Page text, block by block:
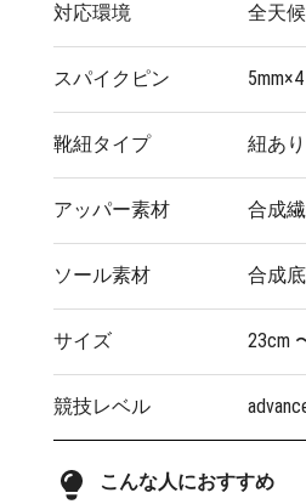
対応環境 全天
スパイクピン 5mm×4
靴紐タイプ 紐あり
アッパー素材 合成
ソール素材 合成底
サイズ 23cm
競技レベル
こんな人におすすめ